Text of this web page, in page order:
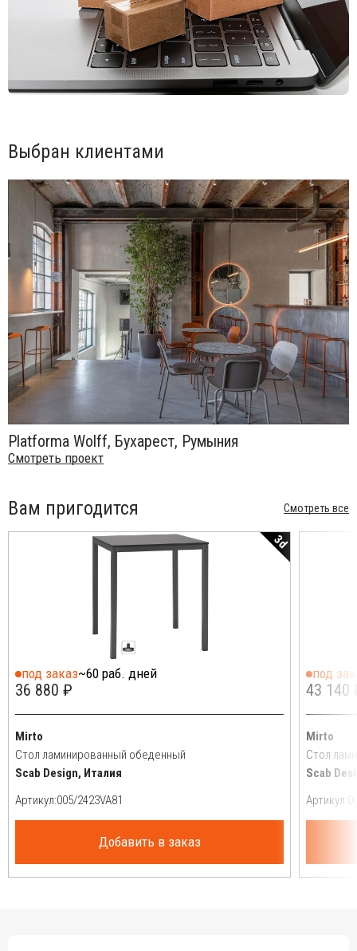
Выбран клиентами
Platforma Wolff, Бухарест, Румыния
Смотреть проект
Вам пригодится Смотреть все
3d
под заказ~60 раб. дней
36 880 ₽
Mirto
Стол ламинированный обеденный
Scab Design, Италия
Артикул:
Добавить в заказ
под
43 140
Mirto
Стол
Scab
Артикул: